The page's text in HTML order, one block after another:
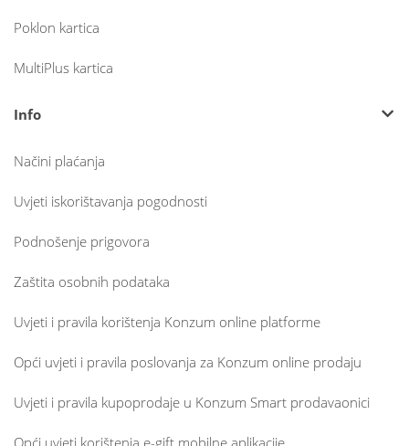
Poklon kartica
MultiPlus kartica
Info
Načini plaćanja
Uvjeti iskorištavanja pogodnosti
Podnošenje prigovora
Zaštita osobnih podataka
Uvjeti i pravila korištenja Konzum online platforme
Opći uvjeti i pravila poslovanja za Konzum online prodaju
Uvjeti i pravila kupoprodaje u Konzum Smart prodavaonici